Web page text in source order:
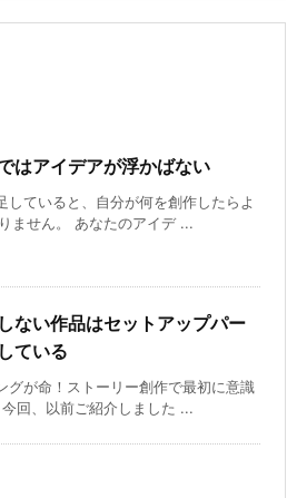
はアイデアが浮かばない
していると、自分が何を創作したらよ
ません。 あなたのアイデ ...
ない作品はセットアップパー
ている
グが命！ストーリー創作で最初に意識
回、以前ご紹介しました ...